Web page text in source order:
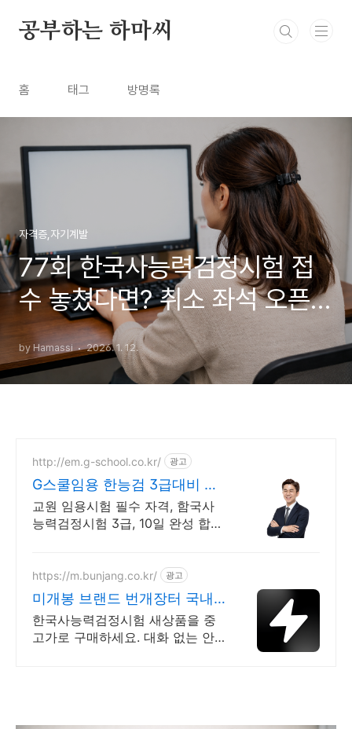
공부하는 하마씨
홈 태그 방명록
자격증,자기계발
77회 한국사능력검정시험 접
수 놓쳤다면? 취소 좌석 오픈
(1/20~1/23)이 기회!
by Hamassi 2026. 1. 12.
http://em.g-school.co.kr/ 광고
G스쿨임용 한능검 3급대비 회
원이면 누구나 무료 수강!
교원 임용시험 필수 자격, 함국사
능력검정시험 3급, 10일 완성 합격
https://m.bunjang.co.kr/ 광고
미개봉 브랜드 번개장터 국내
최대 브랜드 중고거래
한국사능력검정시험 새상품을 중
고가로 구매하세요. 대화 없는 안